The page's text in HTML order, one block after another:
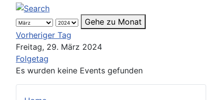
Gehe zu Monat
Vorheriger Tag
Freitag, 29. März 2024
Folgetag
Es wurden keine Events gefunden